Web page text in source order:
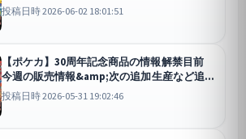
ード事情・海外情報・未公開情報についてま
投稿日時 2026-06-02 18:01:51
【ポケカ】30周年記念商品の情報解禁目前
今週の販売情報&amp;次の追加生産など追加
情報を見逃すな 【ポケモンカード】
投稿日時 2026-05-31 19:02:46